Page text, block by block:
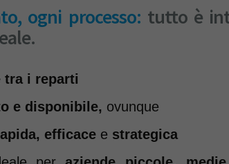
ogni processo: tutto è
tra i reparti
e disponibile, ovunque
efficace e strategica